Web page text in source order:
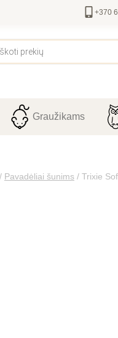
+370
Graužikams
/ Pavadėliai šunims / Trixie